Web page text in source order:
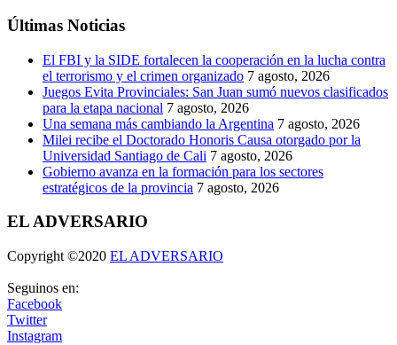
Últimas Noticias
El FBI y la SIDE fortalecen la cooperación en la lucha contra
el terrorismo y el crimen organizado 7 agosto, 2026
Juegos Evita Provinciales: San Juan sumó nuevos clasificados
para la etapa nacional 7 agosto, 2026
Una semana más cambiando la Argentina 7 agosto, 2026
Milei recibe el Doctorado Honoris Causa otorgado por la
Universidad Santiago de Cali 7 agosto, 2026
Gobierno avanza en la formación para los sectores
estratégicos de la provincia 7 agosto, 2026
EL ADVERSARIO
Copyright ©2020 EL ADVERSARIO
Seguinos en:
Facebook
Twitter
Instagram